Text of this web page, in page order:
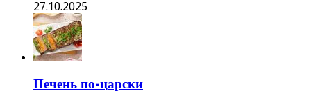
27.10.2025
Печень по-царски